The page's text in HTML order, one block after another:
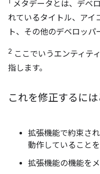
メタデータとは、デベ
れているタイトル、アイ
ト、その他のデベロッパ
2 ここでいうエンティテ
指します。
これを修正するに
拡張機能で約束さ
動作していることを
拡張機能の機能を